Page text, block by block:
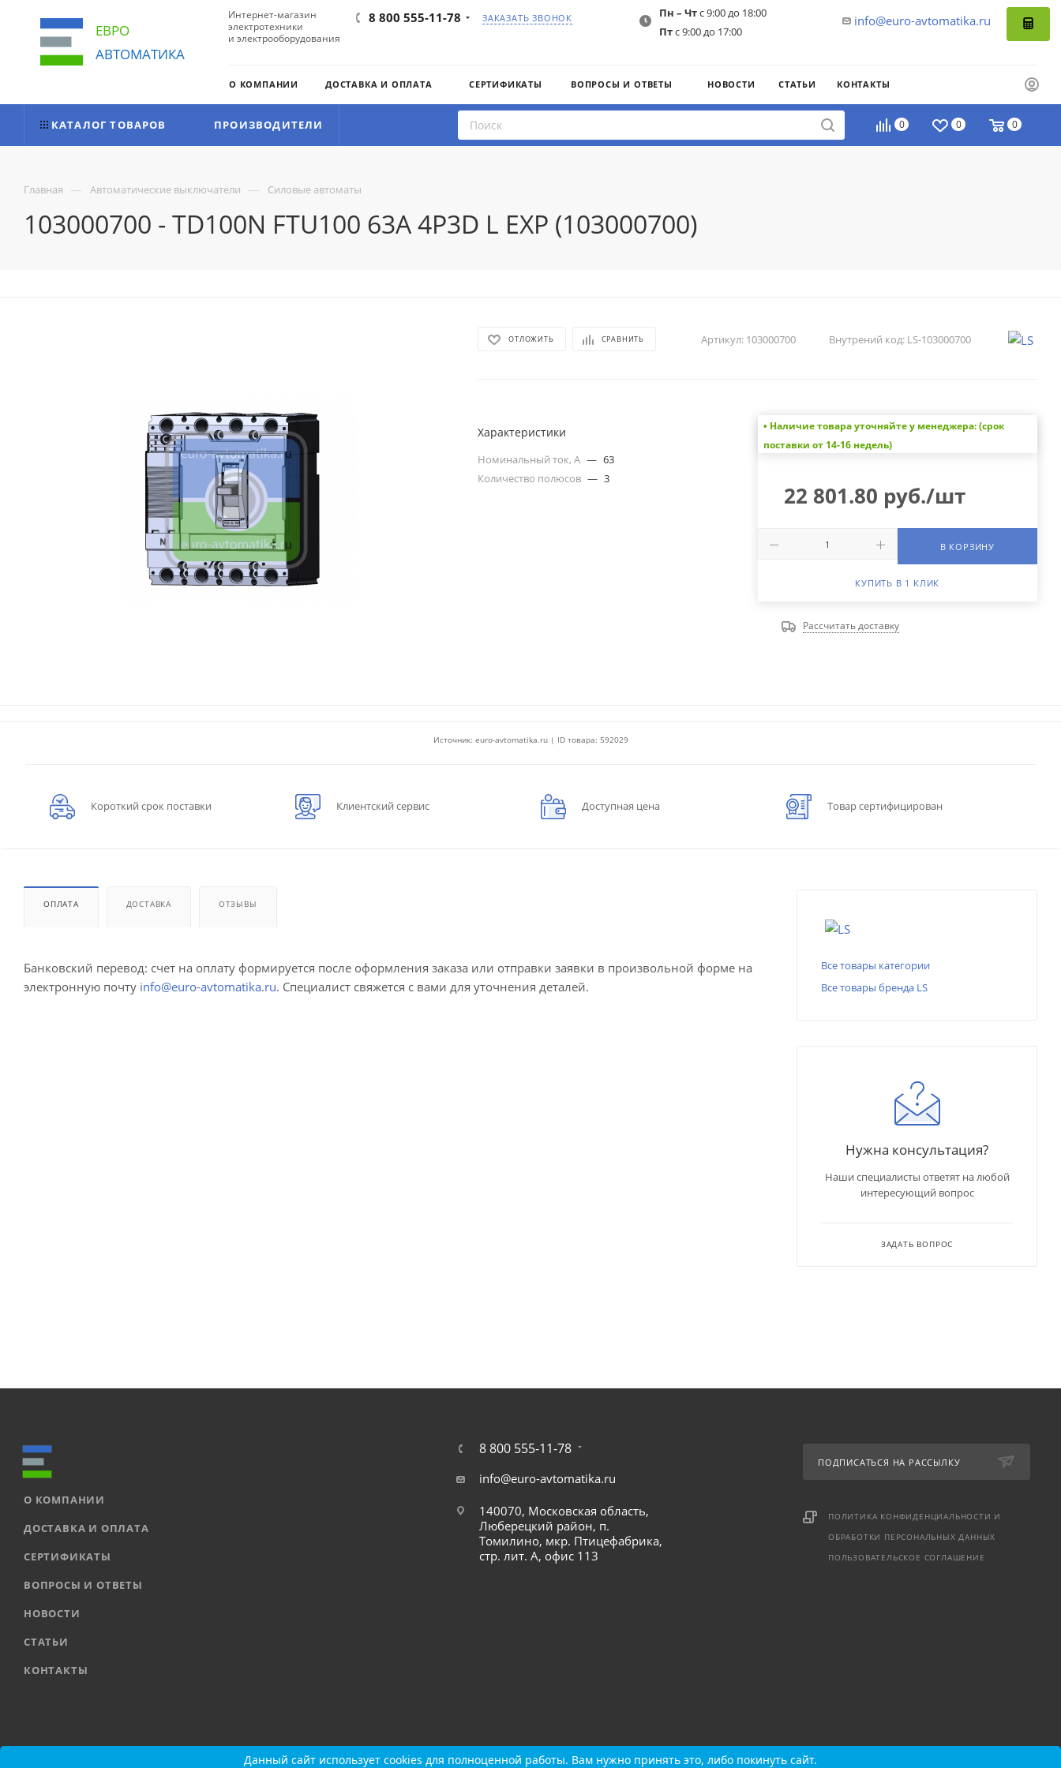
ЕВРО
АВТОМАТИКА
Интернет-магазин
электротехники
и электрооборудования
8 800 555-11-78 ЗАКАЗАТЬ ЗВОНОК info@euro-avtomatika.ru
Пн – Чтс 9:00 до 18:00
Птс 9:00 до 17:00
О КОМПАНИИ ДОСТАВКА И ОПЛАТА СЕРТИФИКАТЫ ВОПРОСЫ И ОТВЕТЫ НОВОСТИ СТАТЬИ КОНТАКТЫ
0 0 0
КАТАЛОГ ТОВАРОВ ПРОИЗВОДИТЕЛИ
Главная — Автоматические выключатели — Силовые автоматы
103000700 - TD100N FTU100 63A 4P3D L EXP (103000700)
ОТЛОЖИТЬ СРАВНИТЬ Артикул: 103000700 Внутрений код: LS-103000700
Характеристики
Номинальный ток, А — 63
Количество полюсов — 3
• Наличие товара уточняйте у менеджера: (срок
поставки от 14-16 недель)
22 801.80 руб./шт
В КОРЗИНУ
КУПИТЬ В 1 КЛИК
Рассчитать доставку
Источник: euro-avtomatika.ru | ID товара: 592029
Короткий срок поставки Клиентский сервис Доступная цена Товар сертифицирован
ОПЛАТА ДОСТАВКА ОТЗЫВЫ
Банковский перевод: счет на оплату формируется после оформления заказа или отправки заявки в произвольной форме на
электронную почту info@euro-avtomatika.ru. Специалист свяжется с вами для уточнения деталей.
Все товары категории
Все товары бренда LS
Нужна консультация?
Наши специалисты ответят на любой
интересующий вопрос
ЗАДАТЬ ВОПРОС
О КОМПАНИИ
ДОСТАВКА И ОПЛАТА
СЕРТИФИКАТЫ
ВОПРОСЫ И ОТВЕТЫ
НОВОСТИ
СТАТЬИ
КОНТАКТЫ
8 800 555-11-78
info@euro-avtomatika.ru
140070, Московская область,
Люберецкий район, п.
Томилино, мкр. Птицефабрика,
стр. лит. А, офис 113
ПОДПИСАТЬСЯ НА РАССЫЛКУ
ПОЛИТИКА КОНФИДЕНЦИАЛЬНОСТИ И
ОБРАБОТКИ ПЕРСОНАЛЬНЫХ ДАННЫХ
ПОЛЬЗОВАТЕЛЬСКОЕ СОГЛАШЕНИЕ
Карта сайтаДанный сайт использует cookies для полноценной работы. Вам нужно принять это, либо покинуть сайт.